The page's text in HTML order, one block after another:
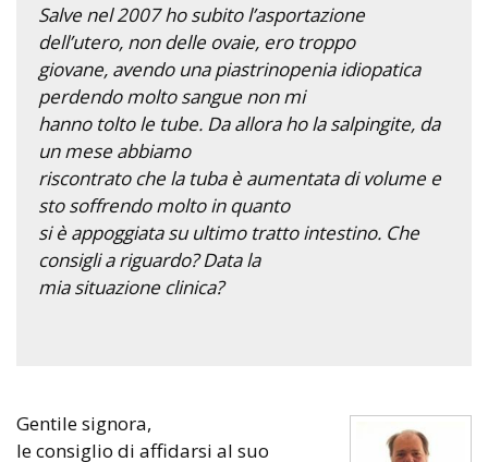
Salve nel 2007 ho subito l’asportazione
dell’utero, non delle ovaie, ero troppo
giovane, avendo una piastrinopenia idiopatica
perdendo molto sangue non mi
hanno tolto le tube. Da allora ho la salpingite, da
un mese abbiamo
riscontrato che la tuba è aumentata di volume e
sto soffrendo molto in quanto
si è appoggiata su ultimo tratto intestino. Che
consigli a riguardo? Data la
mia situazione clinica?
Gentile signora,
le consiglio di affidarsi al suo